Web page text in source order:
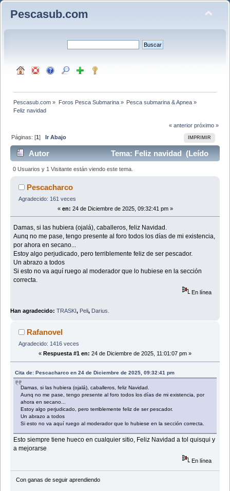
Pescasub.com
Pescasub.com » Foros Pesca Submarina» Pesca submarina & Apnea»
Feliz navidad
« anterior próximo »
IMPRIMIR
Páginas: [1]Ir Abajo
Autor
Tema: Feliz navidad (Leído
1982 veces)
0 Usuarios y 1 Visitante están viendo este tema.
Pescacharco
Agradecido: 161 veces
« en: 24 de Diciembre de 2025, 09:32:41 pm »
Damas, si las hubiera (ojalá), caballeros, feliz Navidad.
Aunq no me pase, tengo presente al foro todos los días de mi existencia,
por ahora en secano...
Estoy algo perjudicado, pero terriblemente feliz de ser pescador.
Un abrazo a todos
Si esto no va aquí ruego al moderador que lo hubiese en la sección
correcta.
En línea
Han agradecido: TRASKI, Peli, Darius.
Rafanovel
Agradecido: 1416 veces
« Respuesta #1 en: 24 de Diciembre de 2025, 11:01:07 pm »
Cita de: Pescacharco en 24 de Diciembre de 2025, 09:32:41 pm
Damas, si las hubiera (ojalá), caballeros, feliz Navidad.
Aunq no me pase, tengo presente al foro todos los días de mi existencia, por
ahora en secano...
Estoy algo perjudicado, pero terriblemente feliz de ser pescador.
Un abrazo a todos
Si esto no va aquí ruego al moderador que lo hubiese en la sección correcta.
Esto siempre tiene hueco en cualquier sitio, Feliz Navidad a tol quisqui y
a mejorarse
En línea
Con ganas de seguir aprendiendo